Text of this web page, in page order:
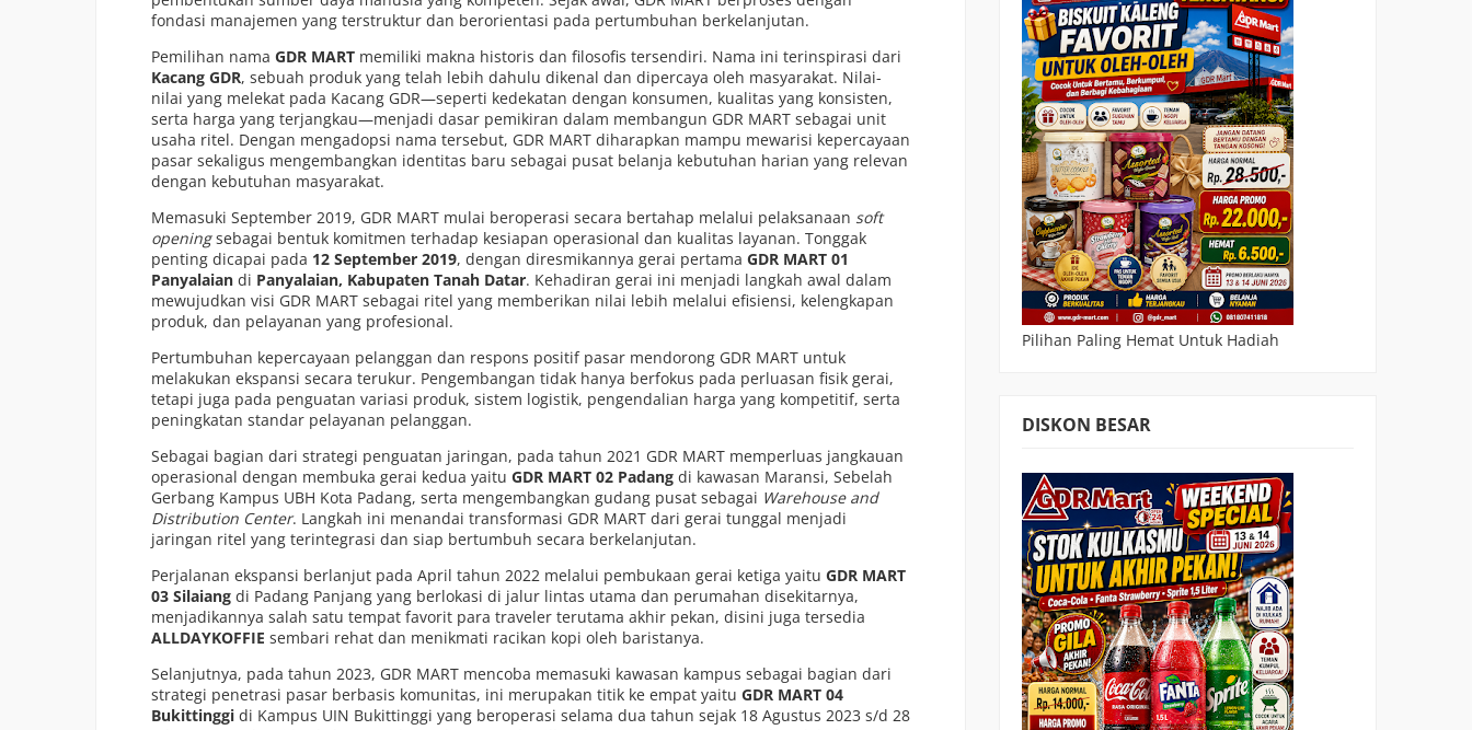
fondasi manajemen yang terstruktur dan berorientasi pada pertumbuhan berkelanjutan.
Pemilihan nama GDR MART memiliki makna historis dan filosofis tersendiri. Nama ini terinspirasi dari
Kacang GDR, sebuah produk yang telah lebih dahulu dikenal dan dipercaya oleh masyarakat. Nilai-
nilai yang melekat pada Kacang GDR—seperti kedekatan dengan konsumen, kualitas yang konsisten,
serta harga yang terjangkau—menjadi dasar pemikiran dalam membangun GDR MART sebagai unit
usaha ritel. Dengan mengadopsi nama tersebut, GDR MART diharapkan mampu mewarisi kepercayaan
pasar sekaligus mengembangkan identitas baru sebagai pusat belanja kebutuhan harian yang relevan
dengan kebutuhan masyarakat.
Memasuki September 2019, GDR MART mulai beroperasi secara bertahap melalui pelaksanaan soft
openingsebagai bentuk komitmen terhadap kesiapan operasional dan kualitas layanan. Tonggak
penting dicapai pada 12 September 2019, dengan diresmikannya gerai pertama GDR MART 01
Panyalaian di Panyalaian, Kabupaten Tanah Datar. Kehadiran gerai ini menjadi langkah awal dalam
mewujudkan visi GDR MART sebagai ritel yang memberikan nilai lebih melalui efisiensi, kelengkapan
produk, dan pelayanan yang profesional.
Pertumbuhan kepercayaan pelanggan dan respons positif pasar mendorong GDR MART untuk
melakukan ekspansi secara terukur. Pengembangan tidak hanya berfokus pada perluasan fisik gerai,
tetapi juga pada penguatan variasi produk, sistem logistik, pengendalian harga yang kompetitif, serta
peningkatan standar pelayanan pelanggan.
Sebagai bagian dari strategi penguatan jaringan, pada tahun 2021 GDR MART memperluas jangkauan
operasional dengan membuka gerai kedua yaitu GDR MART 02 Padang di kawasan Maransi, Sebelah
Gerbang Kampus UBH Kota Padang, serta mengembangkan gudang pusat sebagai Warehouse and
Distribution Center. Langkah ini menandai transformasi GDR MART dari gerai tunggal menjadi
jaringan ritel yang terintegrasi dan siap bertumbuh secara berkelanjutan.
Perjalanan ekspansi berlanjut pada April tahun 2022 melalui pembukaan gerai ketiga yaitu GDR MART
03 Silaiang di Padang Panjang yang berlokasi di jalur lintas utama dan perumahan disekitarnya,
menjadikannya salah satu tempat favorit para traveler terutama akhir pekan, disini juga tersedia
ALLDAYKOFFIE sembari rehat dan menikmati racikan kopi oleh baristanya.
Selanjutnya, pada tahun 2023, GDR MART mencoba memasuki kawasan kampus sebagai bagian dari
strategi penetrasi pasar berbasis komunitas, ini merupakan titik ke empat yaitu GDR MART 04
Bukittinggi di Kampus UIN Bukittinggi yang beroperasi selama dua tahun sejak 18 Agustus 2023 s/d 28
Pilihan Paling Hemat Untuk Hadiah
DISKON BESAR